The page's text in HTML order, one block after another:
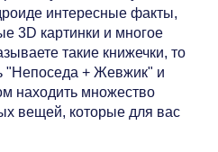
интересные факты,
3D картинки и многое
такие книжечки, то
"Непоседа + Жевжик" и
находить множество
вещей, которые для вас